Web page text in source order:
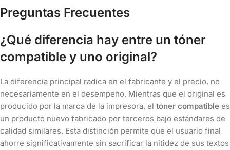
Preguntas Frecuentes
¿Qué diferencia hay entre un tóner
compatible y uno original?
La diferencia principal radica en el fabricante y el precio, no
necesariamente en el desempeño. Mientras que el original es
producido por la marca de la impresora, el toner compatible es
un producto nuevo fabricado por terceros bajo estándares de
calidad similares. Esta distinción permite que el usuario final
ahorre significativamente sin sacrificar la nitidez de sus textos